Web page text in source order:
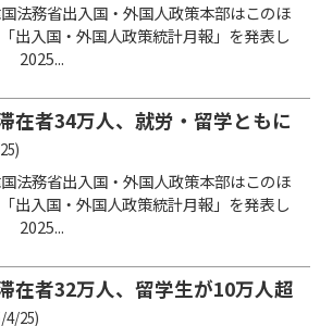
法務省出入国・外国人政策本部はこのほ
出入国・外国人政策統計月報」を発表し
2025...
在者34万人、就労・留学ともに
法務省出入国・外国人政策本部はこのほ
出入国・外国人政策統計月報」を発表し
2025...
在者32万人、留学生が10万人超
4/25)